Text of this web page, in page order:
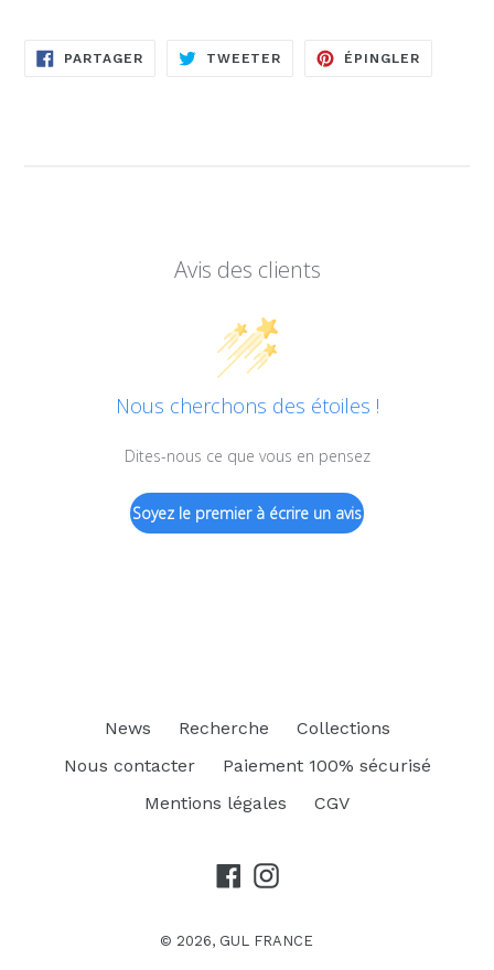
PARTAGERPARTAGERTWEETER TWEETERÉPINGLER
Avis des clients
Nous cherchons des étoiles !
Dites-nous ce que vous en pensez
Soyez le premier à écrire un avis
News Recherche
Collections
Nous contacter
Paiement 100% sécurisé
Mentions légales
CGV
Facebook
Instagram
© 2026, GUL FRANCE